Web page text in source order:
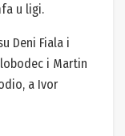
u ligi.
Deni Fiala i
i Martin
a Ivor